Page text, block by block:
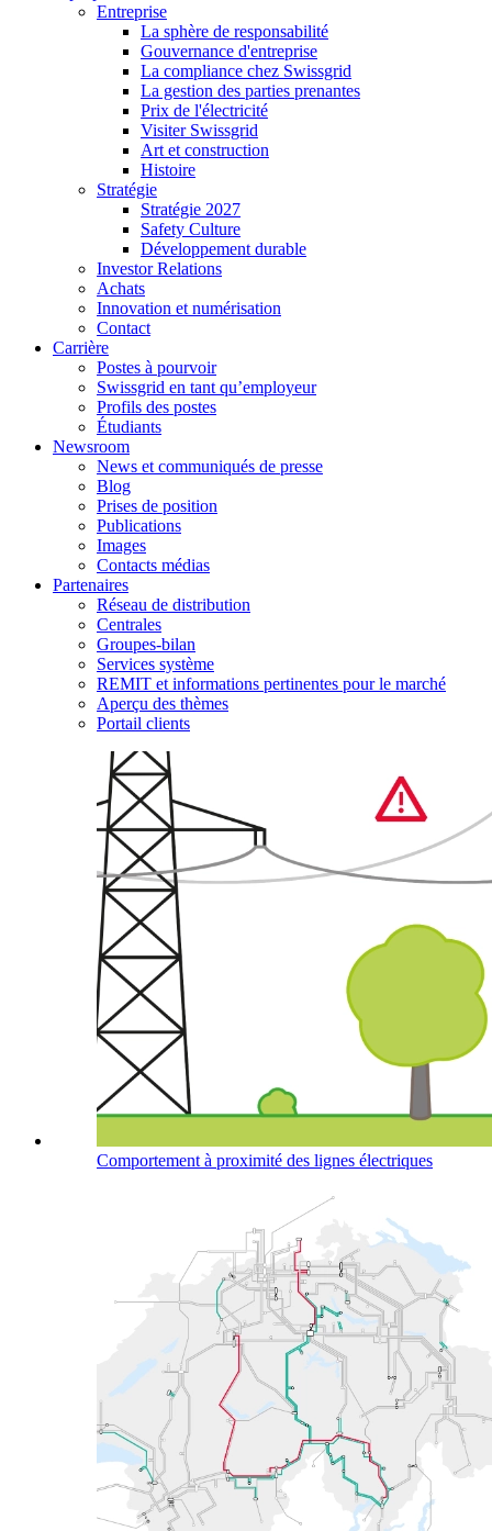
Entreprise
La sphère de responsabilité
Gouvernance d'entreprise
La compliance chez Swissgrid
La gestion des parties prenantes
Prix de l'électricité
Visiter Swissgrid
Art et construction
Histoire
Stratégie
Stratégie 2027
Safety Culture
Développement durable
Investor Relations
Achats
Innovation et numérisation
Contact
Carrière
Postes à pourvoir
Swissgrid en tant qu’employeur
Profils des postes
Étudiants
Newsroom
News et communiqués de presse
Blog
Prises de position
Publications
Images
Contacts médias
Partenaires
Réseau de distribution
Centrales
Groupes-bilan
Services système
REMIT et informations pertinentes pour le marché
Aperçu des thèmes
Portail clients
Comportement à proximité des lignes électriques